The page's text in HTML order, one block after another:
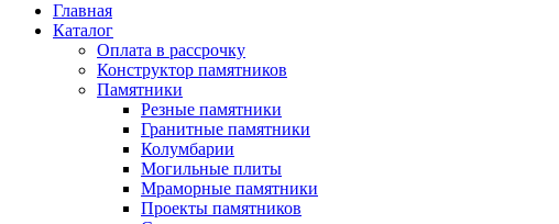
Главная
Каталог
Оплата в рассрочку
Конструктор памятников
Памятники
Резные памятники
Гранитные памятники
Колумбарии
Могильные плиты
Мраморные памятники
Проекты памятников